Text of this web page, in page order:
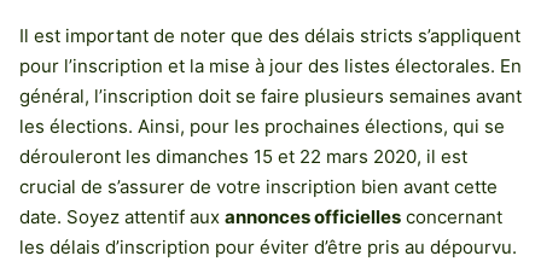
Il est important de noter que des délais stricts s’appliquent
pour l’inscription et la mise à jour des listes électorales. En
général, l’inscription doit se faire plusieurs semaines avant
les élections. Ainsi, pour les prochaines élections, qui se
dérouleront les dimanches 15 et 22 mars 2020, il est
crucial de s’assurer de votre inscription bien avant cette
date. Soyez attentif aux annonces officielles concernant
les délais d’inscription pour éviter d’être pris au dépourvu.